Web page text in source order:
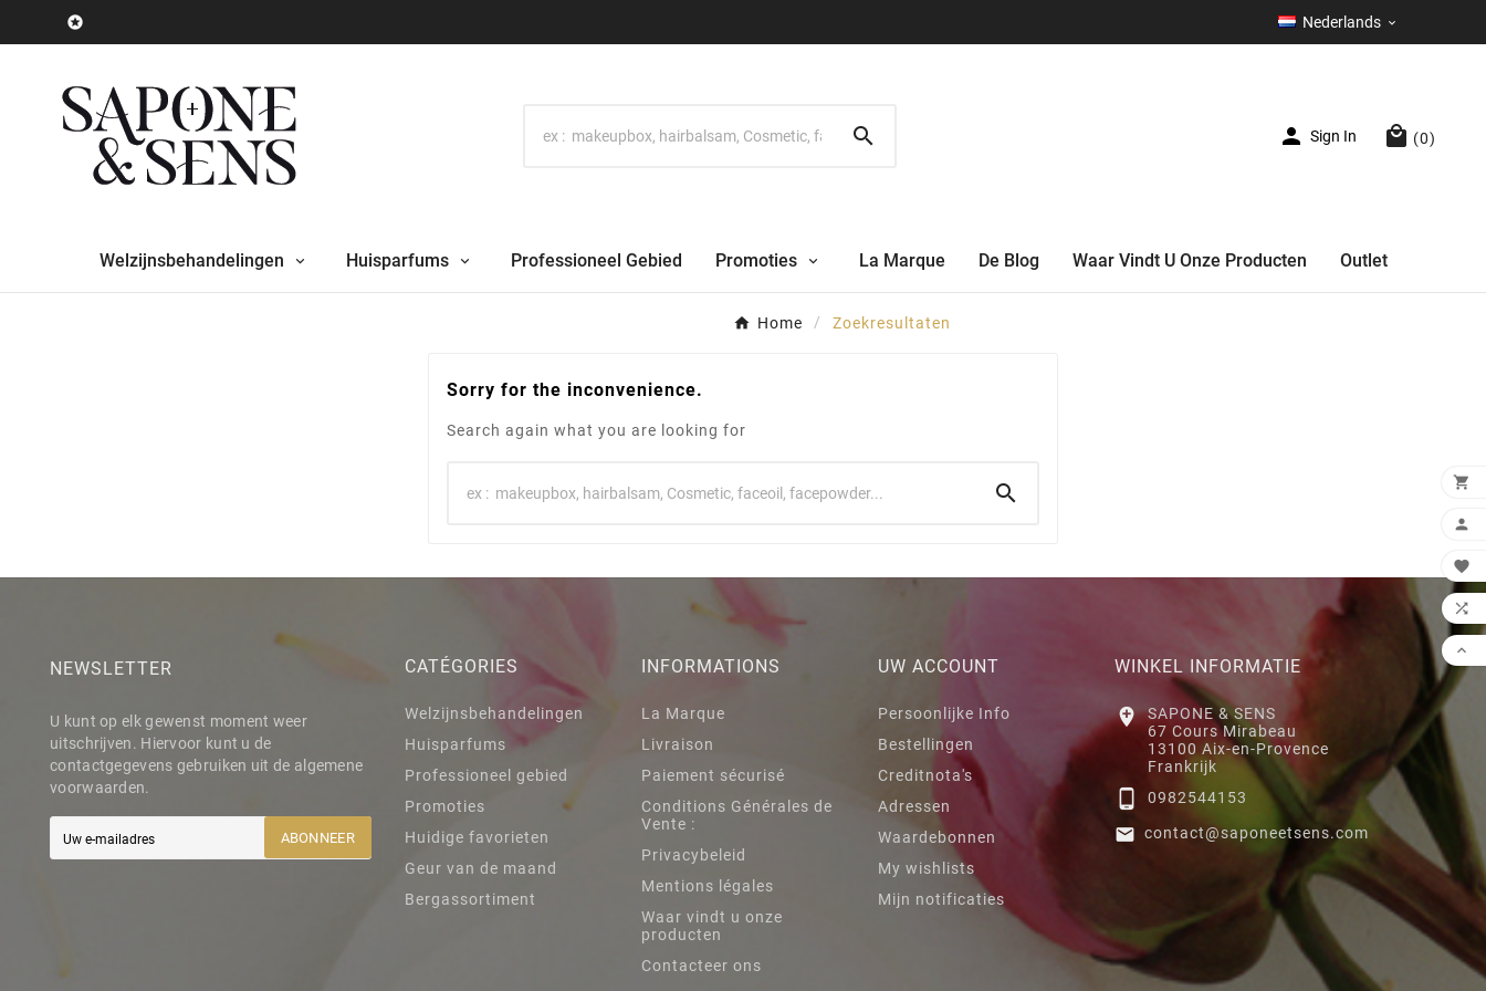
 Nederlands 
  Sign In  (0)
Welzijnsbehandelingen Huisparfums Professioneel Gebied Promoties La Marque De Blog Waar Vindt U Onze Producten Outlet
Home Zoekresultaten
Sorry for the inconvenience.
Search again what you are looking for

NEWSLETTER
U kunt op elk gewenst moment weer
uitschrijven. Hiervoor kunt u de
contactgegevens gebruiken uit de algemene
voorwaarden.
ABONNEER
CATÉGORIES
Welzijnsbehandelingen
Huisparfums
Professioneel gebied
Promoties
Huidige favorieten
Geur van de maand
Bergassortiment
INFORMATIONS
La Marque
Livraison
Paiement sécurisé
Conditions Générales de
Vente :
Privacybeleid
Mentions légales
Waar vindt u onze
producten
Contacteer ons
UW ACCOUNT
Persoonlijke Info
Bestellingen
Creditnota's
Adressen
Waardebonnen
My wishlists
Mijn notificaties
WINKEL INFORMATIE
 SAPONE & SENS
67 Cours Mirabeau
13100 Aix-en-Provence
Frankrijk
 0982544153
 contact@saponeetsens.com




